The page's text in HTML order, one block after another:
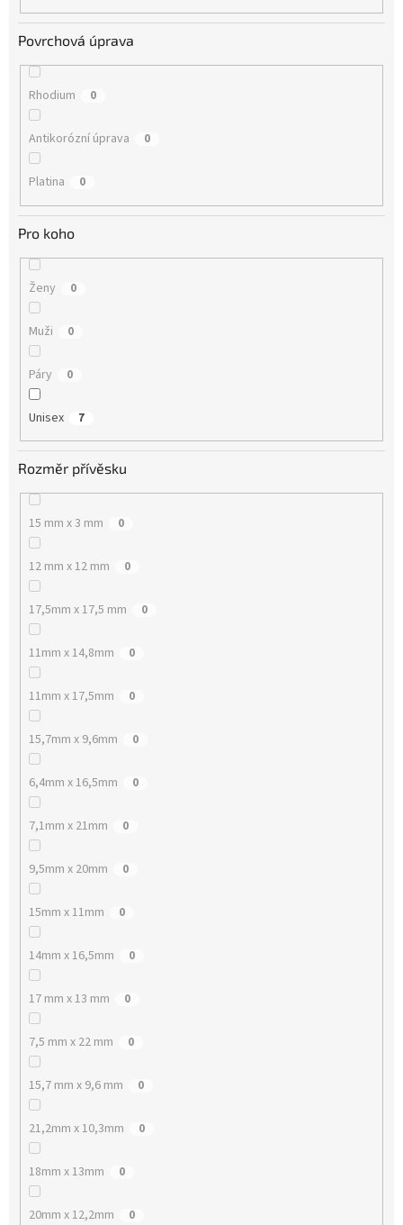
Povrchová úprava
Rhodium 0
Antikorózní úprava 0
Platina 0
Pro koho
Ženy 0
Muži 0
Páry 0
Unisex 7
Rozměr přívěsku
15 mm x 3 mm 0
12 mm x 12 mm 0
17,5mm x 17,5 mm 0
11mm x 14,8mm 0
11mm x 17,5mm 0
15,7mm x 9,6mm 0
6,4mm x 16,5mm 0
7,1mm x 21mm 0
9,5mm x 20mm 0
15mm x 11mm 0
14mm x 16,5mm 0
17 mm x 13 mm 0
7,5 mm x 22 mm 0
15,7 mm x 9,6 mm 0
21,2mm x 10,3mm 0
18mm x 13mm 0
20mm x 12,2mm 0